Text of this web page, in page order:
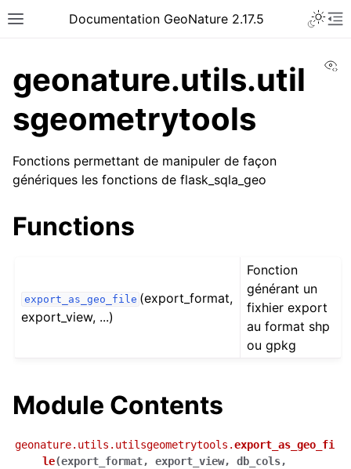
Documentation GeoNature 2.17.5
geonature.utils.util
sgeometrytools
Fonctions permettant de manipuler de façon
génériques les fonctions de flask_sqla_geo
Functions
export_as_geo_file (export_format,
export_view, ...)
Fonction
générant un
fixhier export
au format shp
ou gpkg
Module Contents
geonature.utils.utilsgeometrytools.export_as_geo_fi
le(export_format, export_view, db_cols,